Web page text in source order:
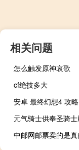
相关问题
怎么触发原神哀歌
cf绝技多大
安卓 最终幻想4 攻略